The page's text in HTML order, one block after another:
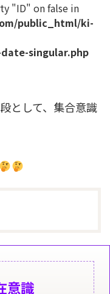
"ID" on false in
public_html/ki-
singular.php
として、集合意識
意識